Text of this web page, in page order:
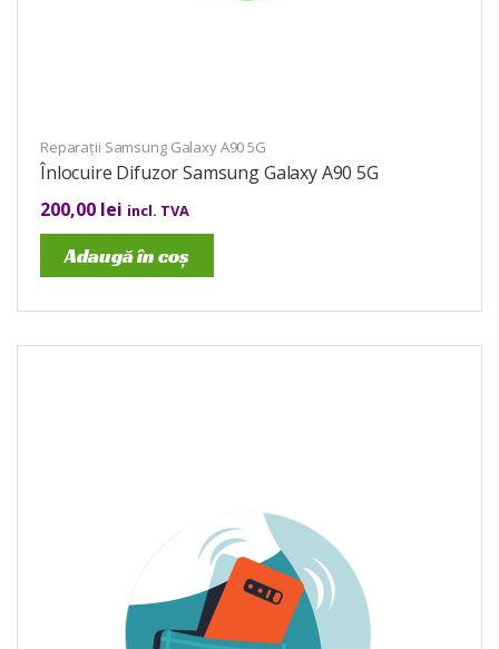
Reparații Samsung Galaxy A90 5G
Înlocuire Difuzor Samsung Galaxy A90 5G
200,00 lei incl. TVA
Adaugă în coș